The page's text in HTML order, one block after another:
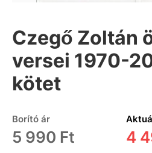
Czegő Zoltán
versei 1970-
kötet
Borító ár
5 990 Ft 4